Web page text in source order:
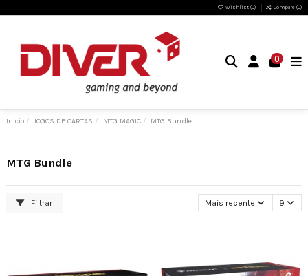
Wishlist (0) Compare (0)
0
Início JOGOS DE CARTAS MTG MAGIC MTG Bundle
MTG Bundle
Filtrar Mais recente 9